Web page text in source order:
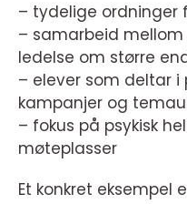
– tydelige ordninger
– samarbeid
ledelse om større
– elever som deltar
kampanjer og
– fokus på psykisk
møteplasser
Et konkret eksempel